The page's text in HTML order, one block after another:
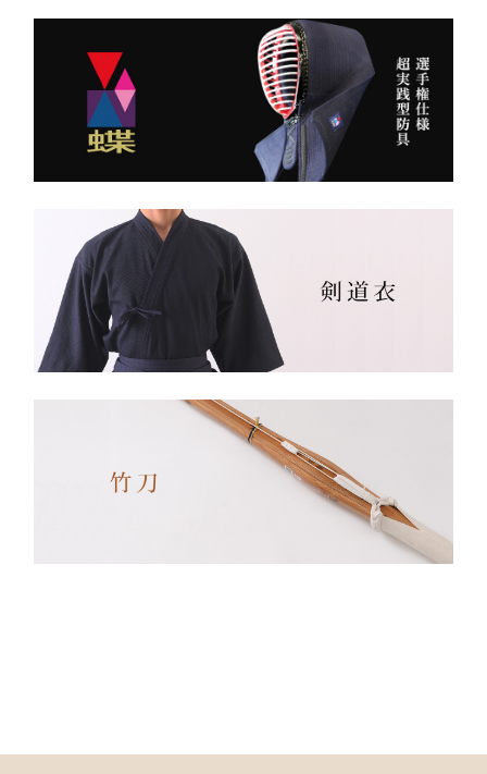
日本が誇る伝統織物 武州
金橋（8800番手 木綿生
地） を使用した 本格木綿
生地は明治5年創業の老舗
小島染織工業 による純国
縫製は熊本の熟練縫製工場
で丁寧に仕立てられ、耐
久性と着心地を両立してい
ます。
日々の稽古・大会でも安心
本最古クラスの木綿生地。
道場に入る一歩目から、勝
負のスイッチが入る。
――その一本を、あなたの
手に。